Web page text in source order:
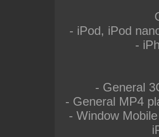
- iPod, iPod
-
- General
- General MP4
- Window